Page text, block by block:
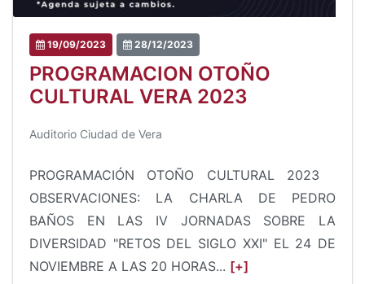
19/09/2023 28/12/2023
PROGRAMACION OTOÑO
CULTURAL VERA 2023
Auditorio Ciudad de Vera
PROGRAMACIÓN OTOÑO CULTURAL 2023
OBSERVACIONES: LA CHARLA DE PEDRO
BAÑOS EN LAS IV JORNADAS SOBRE LA
DIVERSIDAD "RETOS DEL SIGLO XXI" EL 24 DE
NOVIEMBRE A LAS 20 HORAS... [+]